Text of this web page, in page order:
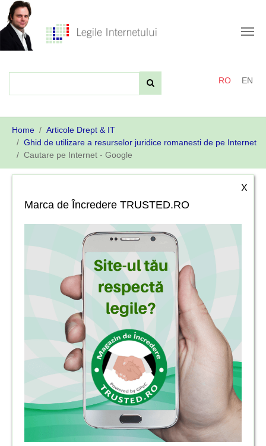
Skip
main
content
RO EN
here:
Home
Articole Drept & IT
Ghid de utilizare a resurselor juridice romanesti de pe Internet
Cautare pe Internet - Google
X
Marca de Încredere TRUSTED.RO